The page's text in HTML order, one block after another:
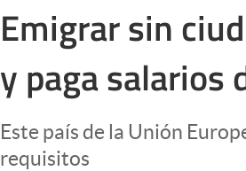
Mundial 2026
El Cronista Studio
Emigrar sin
y paga salarios
Este país de la Unión
requisitos